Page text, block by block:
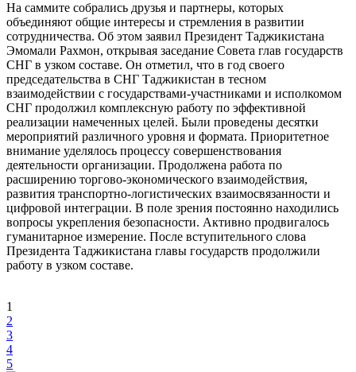
На саммите собрались друзья и партнеры, которых
объединяют общие интересы и стремления в развитии
сотрудничества. Об этом заявил Президент Таджикистана
Эмомали Рахмон, открывая заседание Совета глав государств
СНГ в узком составе. Он отметил, что в год своего
председательства в СНГ Таджикистан в тесном
взаимодействии с государствами-участниками и исполкомом
СНГ продолжил комплексную работу по эффективной
реализации намеченных целей. Были проведены десятки
мероприятий различного уровня и формата. Приоритетное
внимание уделялось процессу совершенствования
деятельности организации. Продолжена работа по
расширению торгово-экономического взаимодействия,
развития транспортно-логистических взаимосвязанности и
цифровой интеграции. В поле зрения постоянно находились
вопросы укрепления безопасности. Активно продвигалось
гуманитарное измерение. После вступительного слова
Президента Таджикистана главы государств продолжили
работу в узком составе.
1
2
3
4
5